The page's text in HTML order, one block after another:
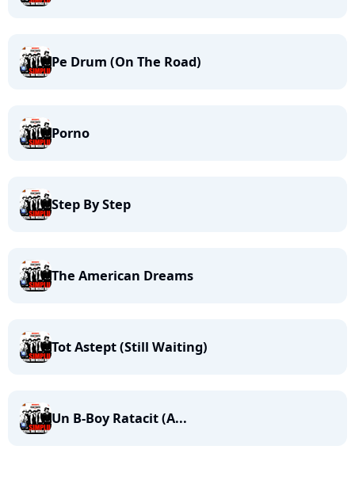
Pe Drum (On The Road)
Porno
Step By Step
The American Dreams
Tot Astept (Still Waiting)
Un B-Boy Ratacit (A...